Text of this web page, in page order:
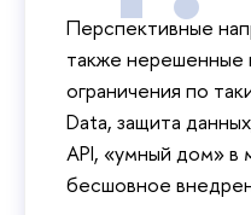
Перспективные
также нерешенные
ограничения по
Data, защита
API, «умный дом» в
бесшовное